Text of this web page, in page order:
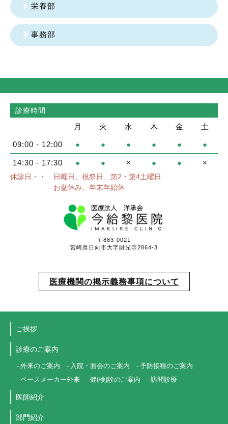
栄養部
事務部
診療時間
月 火 水 木 金 土
09:00 - 12:00 ● ● ● ● ● ●
14:30 - 17:30 ● ● × ● ● ×
休診日・・
日曜日、祝祭日、第2・第4土曜日
お盆休み、年末年始休
〒883-0021
宮崎県日向市大字財光寺2864-3
医療機関の掲示義務事項について
ご挨拶
診療のご案内
外来のご案内 入院・面会のご案内
予防接種のご案内
ペースメーカー外来
健(検)診のご案内 訪問診療
医師紹介
部門紹介